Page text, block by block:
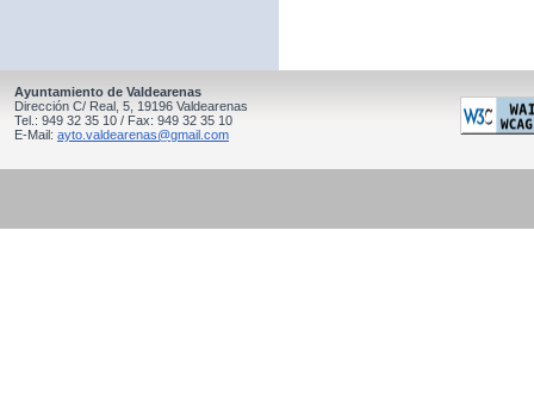
Ayuntamiento de Valdearenas
Dirección C/ Real, 5, 19196 Valdearenas
Tel.: 949 32 35 10 / Fax: 949 32 35 10
E-Mail: ayto.valdearenas@gmail.com